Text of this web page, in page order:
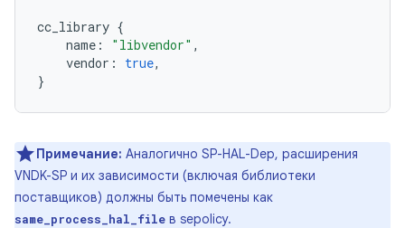
cc_library {
name : "libvendor" ,
vendor : true,
}
Примечание: Аналогично SP-HAL-Dep, расширения
VNDK-SP и их зависимости (включая библиотеки
поставщиков) должны быть помечены как
same_process_hal_file в sepolicy.